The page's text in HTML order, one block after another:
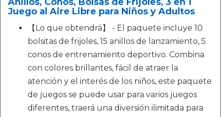
Juego al Aire Libre para Niños y Adultos
【Lo que obtendrá】 - El paquete incluye 10
bolsitas de frijoles, 15 anillos de lanzamiento, 5
conos de entrenamiento deportivo. Combina
con colores brillantes, fácil de atraer la
atención y el interés de los niños, este paquete
de juegos se puede usar para varios juegos
diferentes, traerá una diversión ilimitada para